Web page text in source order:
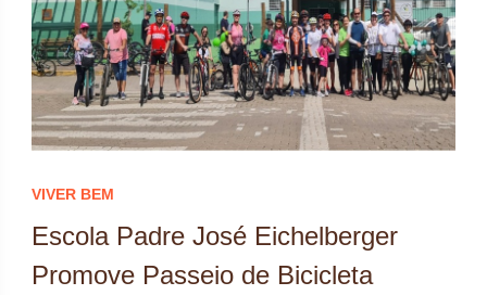
VIVER BEM
Escola Padre José Eichelberger
Promove Passeio de Bicicleta